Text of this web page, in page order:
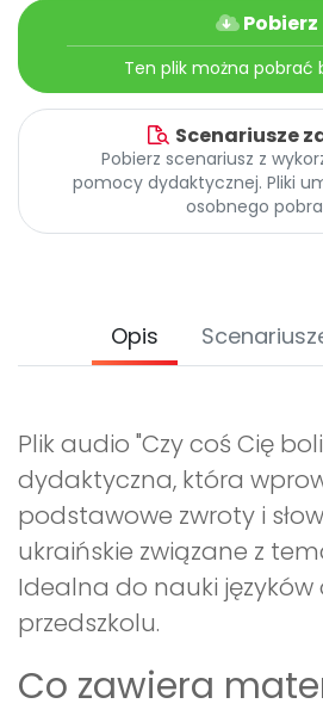
Pomoc
Pobierz
Ten plik można pobrać
Scenariusze
Pobierz scenariusz z
pomocy dydaktycznej. Pliki
osobnego
Opis
Plik audio "Czy coś Cię
dydaktyczna, która
podstawowe zwroty i
ukraińskie związane z
Idealna do nauki
przedszkolu.
Co zawiera